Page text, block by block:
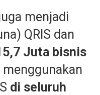
menjadi
QRIS dan
Juta bisnis
di seluruh